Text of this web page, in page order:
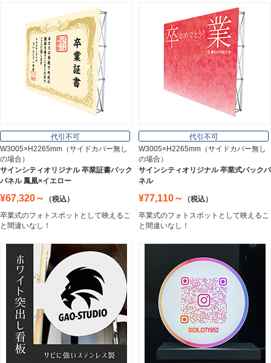
インテリア
Interior
オフィス用品
Office Supplies
ステンレス切文字
Stainless Sign
エッチングプレート
郵便ポスト
Post
Nameplate
代引不可
W3005×H2265mm（サイドカバー無し
の場合）
サインシティオリジナル 卒業証書バック
パネル 鳳凰×イエロー
¥67,320～
（税込）
卒業式のフォトスポットとして映えるこ
と間違いなし！
代引不可
W3005×H2265mm（サイドカバー無し
の場合）
サインシティオリジナル 卒業式バックパ
ネル
¥77,110～
（税込）
卒業式のフォトスポットとして映えるこ
と間違いなし！